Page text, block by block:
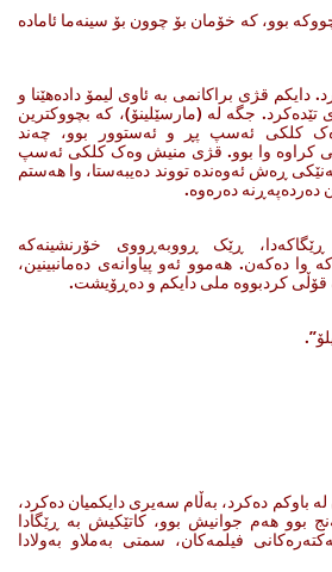
بوو، که‌ خۆمان بۆ چوون بۆ سینه‌ما ئاماده‌
دایکم قژی براکانمی به‌ ئاوی لیمۆ داده‌هێنا و
جگه‌ له‌ (مارسێلینۆ)، کە بچووکترین
کلکی ئه‌سپ پڕ و ئەستوور بوو، چه‌ند
کراوه‌ وا بوو. قژی منیش‌ وه‌ک کلکی ئه‌سپ
ڕه‌ش ئه‌وه‌نده‌ تووند ده‌یبه‌ستا، وا هه‌ستم
ده‌رده‌په‌ڕنه‌ ده‌ره‌وه‌.
ڕێک ڕووبه‌ڕووی خۆرنشینه‌که‌
وا ده‌که‌ن. هه‌موو ئه‌و پیاوانه‌ی ده‌مانبینین،
قۆڵی کردبووه‌ ملی دایکم ‌و ده‌ڕۆیشت.
له‌ باوکم ده‌کرد، به‌ڵام سه‌یری دایکمیان ده‌کرد،
بوو هه‌م جوانیش بوو، کاتێکیش به‌ ڕێگادا
فیلمه‌کان، سمتی به‌ملاو به‌ولادا